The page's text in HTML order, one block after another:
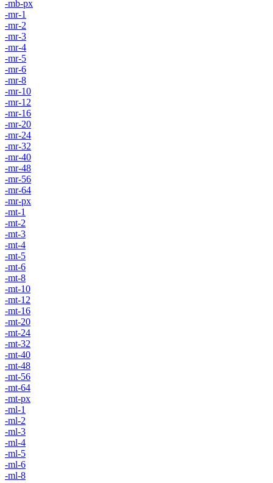
-mb-px
-mr-1
-mr-2
-mr-3
-mr-4
-mr-5
-mr-6
-mr-8
-mr-10
-mr-12
-mr-16
-mr-20
-mr-24
-mr-32
-mr-40
-mr-48
-mr-56
-mr-64
-mr-px
-mt-1
-mt-2
-mt-3
-mt-4
-mt-5
-mt-6
-mt-8
-mt-10
-mt-12
-mt-16
-mt-20
-mt-24
-mt-32
-mt-40
-mt-48
-mt-56
-mt-64
-mt-px
-ml-1
-ml-2
-ml-3
-ml-4
-ml-5
-ml-6
-ml-8